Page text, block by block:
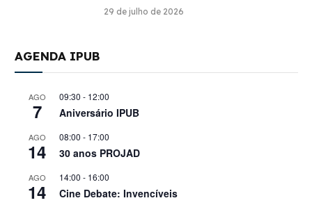
29 de julho de 2026
AGENDA IPUB
AGO
7
09:30 - 12:00
Aniversário IPUB
AGO
14
08:00 - 17:00
30 anos PROJAD
AGO
14
14:00 - 16:00
Cine Debate: Invencíveis